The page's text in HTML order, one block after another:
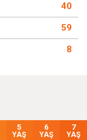
40
59
8
5
YAŞ
6
YAŞ
7
YAŞ